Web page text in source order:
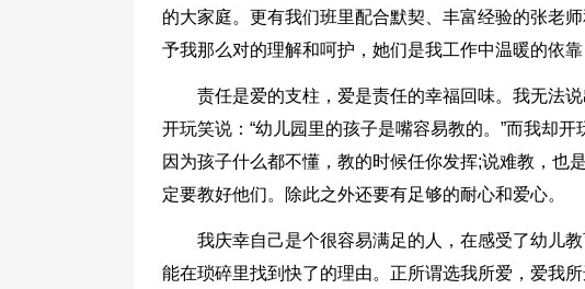
的大家庭。更有我们班里配合默契、丰富经验的张老
予我那么对的理解和呵护，她们是我工作中温暖的依
责任是爱的支柱，爱是责任的幸福回味。我无法
开玩笑说：“幼儿园里的孩子是嘴容易教的。”而我却
因为孩子什么都不懂，教的时候任你发挥;说难教，也
定要教好他们。除此之外还要有足够的耐心和爱心。
我庆幸自己是个很容易满足的人，在感受了幼儿
能在琐碎里找到快了的理由。正所谓选我所爱，爱我